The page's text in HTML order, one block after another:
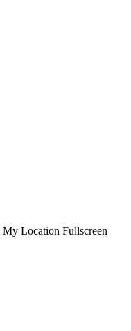
My Location Fullscreen